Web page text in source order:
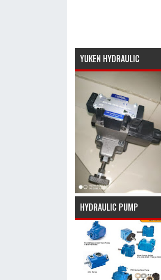
YUKEN HYDRAULIC
HYDRAULIC PUMP